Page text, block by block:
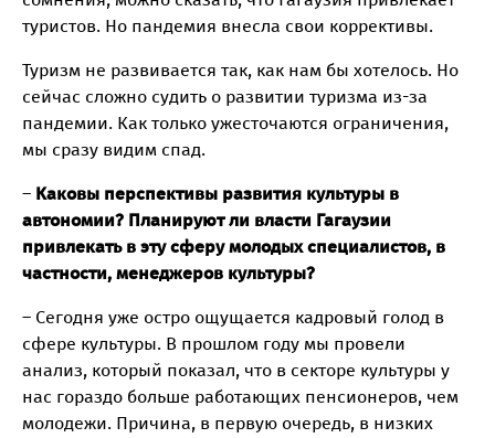
туристов. Но пандемия внесла свои коррективы.
Туризм не развивается так, как нам бы хотелось. Но
сейчас сложно судить о развитии туризма из-за
пандемии. Как только ужесточаются ограничения,
мы сразу видим спад.
– Каковы перспективы развития культуры в
автономии? Планируют ли власти Гагаузии
привлекать в эту сферу молодых специалистов, в
частности, менеджеров культуры?
– Сегодня уже остро ощущается кадровый голод в
сфере культуры. В прошлом году мы провели
анализ, который показал, что в секторе культуры у
нас гораздо больше работающих пенсионеров, чем
молодежи. Причина, в первую очередь, в низких